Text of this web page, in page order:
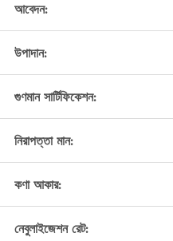
আবেদন:
উপাদান:
গুণমান সার্টিফিকেশন:
নিরাপত্তা মান:
কণা আকার:
নেবুলাইজেশন রেট: